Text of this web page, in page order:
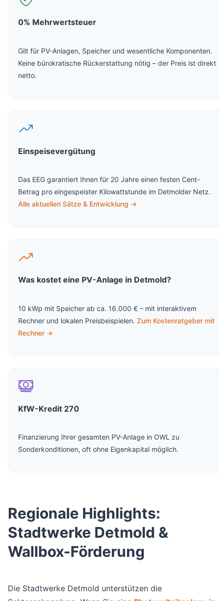
0% Mehrwertsteuer
Gilt für PV-Anlagen, Speicher und wesentliche Komponenten.
Keine bürokratische Rückerstattung nötig – der Preis ist direkt
netto.
Einspeisevergütung
Das EEG garantiert Ihnen für 20 Jahre einen festen Cent-
Betrag pro eingespeister Kilowattstunde im Detmolder Netz.
Alle aktuellen Sätze & Entwicklung →
Was kostet eine PV-Anlage in Detmold?
10 kWp mit Speicher ab ca. 16.000 € – mit interaktivem
Rechner und lokalen Preisbeispielen. Zum Kostenratgeber mit
Rechner →
KfW-Kredit 270
Finanzierung Ihrer gesamten PV-Anlage in OWL zu
Sonderkonditionen, oft ohne Eigenkapital möglich.
Regionale Highlights:
Stadtwerke Detmold &
Wallbox-Förderung
Die Stadtwerke Detmold unterstützen die